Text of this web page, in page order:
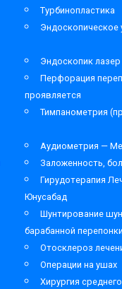
Турбинопластика
Эндоскопическое
Эндоскопик
Перфорация
проявляется
Тимпанометрия
Аудиометрия —
Заложенность,
Гирудотерапия
Юнусабад
Шунтирование
барабанной перепонки
Отосклероз
Операции на ушах
Хирургия